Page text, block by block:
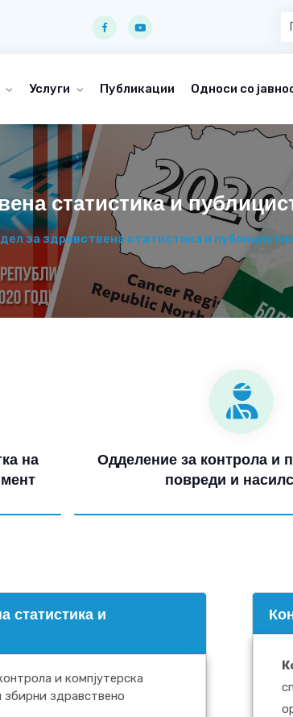
Услуги Публикации Односи со
статистика и
за здравствена статистика и
на
Одделение за контрола и
повреди и
статистика и
и компјутерска
здравствено